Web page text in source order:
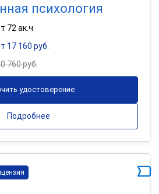
психология
72 ак.ч
17 160 руб.
760 руб.
удостоверение
Подробнее